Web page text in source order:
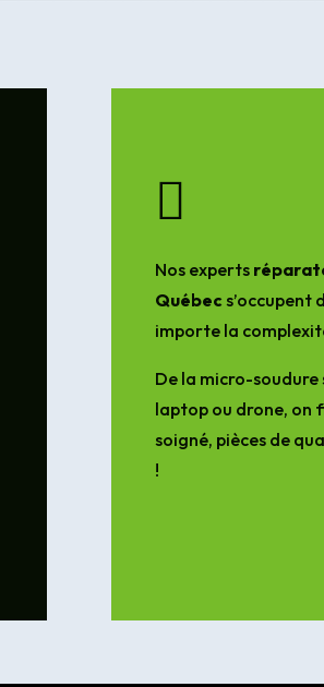

Nos experts
Québecs’occupent
importe la
De la micro-soudure
laptop ou drone, on
soigné, pièces de
!